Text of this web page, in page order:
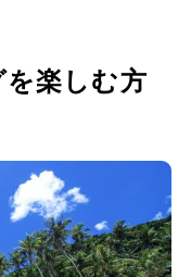
楽しむ方